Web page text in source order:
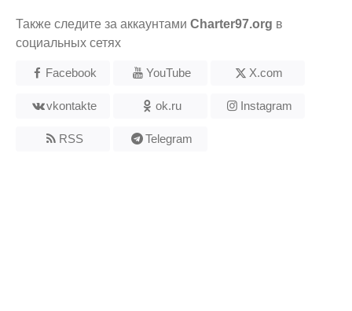
Также следите за аккаунтами Charter97.org в
социальных сетях
Facebook YouTube X.com
vkontakte ok.ru Instagram
RSS Telegram